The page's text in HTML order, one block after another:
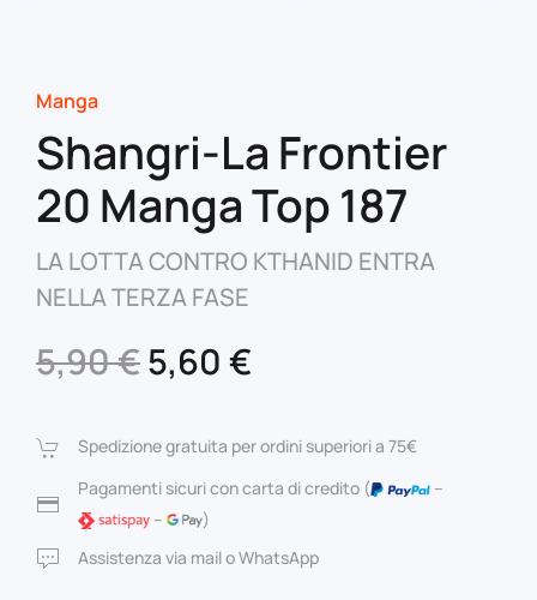
Manga
Shangri-La Frontier
20 Manga Top 187
LA LOTTA CONTRO KTHANID ENTRA
NELLA TERZA FASE
5,90€Il
originale
era:
5,90 €.
5,60 €
attuale
è:
Spedizione gratuita per ordini superiori a 75€
Pagamenti sicuri con carta di credito (
–
–
)
Assistenza via mail o WhatsApp